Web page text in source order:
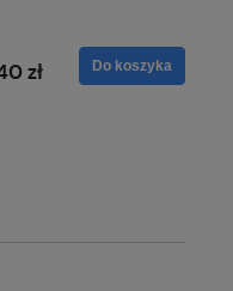
zł Do koszyka